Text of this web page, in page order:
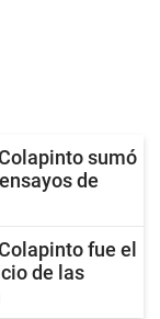
sumó
de
fue el
de las